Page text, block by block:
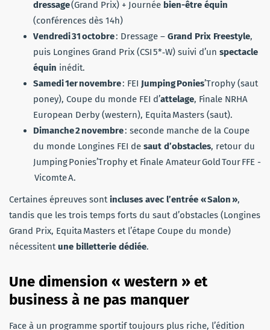
dressage(Grand Prix) + Journée bien-être équin
(conférences dès 14h)
Vendredi 31 octobre: Dressage – Grand Prix Freestyle,
puis Longines Grand Prix (CSI 5*‑W) suivi d’un spectacle
équin inédit.
Samedi 1er novembre: FEI Jumping Ponies’Trophy (saut
poney), Coupe du monde FEI d’attelage, Finale NRHA
European Derby (western), Equita Masters (saut).
Dimanche 2 novembre: seconde manche de la Coupe
du monde Longines FEI de saut d’obstacles, retour du
Jumping Ponies’Trophy et Finale Amateur Gold Tour FFE -
Vicomte A.
Certaines épreuves sontincluses avec l’entrée « Salon »,
tandis que les trois temps forts du saut d’obstacles (Longines
Grand Prix, Equita Masters et l’étape Coupe du monde)
nécessitentune billetterie dédiée.
Une dimension « western » et
business à ne pas manquer
Face à un programme sportif toujours plus riche, l’édition